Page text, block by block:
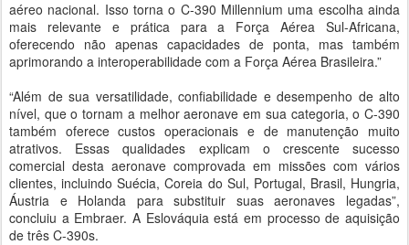
aéreo nacional. Isso torna o C-390 Millennium uma escolha ainda
mais relevante e prática para a Força Aérea Sul-Africana,
oferecendo não apenas capacidades de ponta, mas também
aprimorando a interoperabilidade com a Força Aérea Brasileira.”
“Além de sua versatilidade, confiabilidade e desempenho de alto
nível, que o tornam a melhor aeronave em sua categoria, o C-390
também oferece custos operacionais e de manutenção muito
atrativos. Essas qualidades explicam o crescente sucesso
comercial desta aeronave comprovada em missões com vários
clientes, incluindo Suécia, Coreia do Sul, Portugal, Brasil, Hungria,
Áustria e Holanda para substituir suas aeronaves legadas”,
concluiu a Embraer. A Eslováquia está em processo de aquisição
de três C-390s.